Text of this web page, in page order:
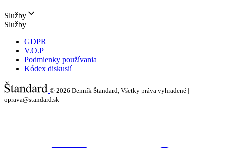
Služby
Služby
GDPR
V.O.P
Podmienky používania
Kódex diskusií
© 2026 Denník Štandard, Všetky práva vyhradené |
oprava@standard.sk